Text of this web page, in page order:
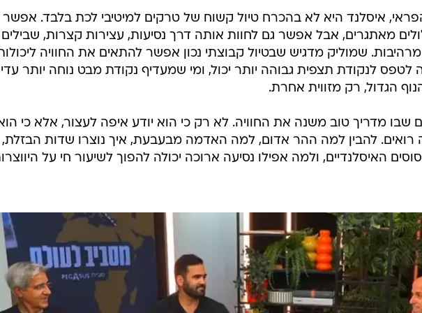
איסלנד היא לא בהכרח טיול קשוח של טרקים למיטיבי לכת בלבד. אפשר
מאתגרים, אבל אפשר גם לחוות אותה דרך נסיעות, עצירות קצרות, שבילים
מרהיבות. שמוליק מדגיש שבטיול קבוצתי נכון אפשר להתאים את החוויה
לטפס לנקודת תצפית גבוהה יותר יכול, ומי שמעדיף נקודת מבט נוחה יותר
הגדול, רק מזווית אחרת.
שבו מדריך טוב משנה את החוויה. לא רק כי הוא יודע איפה לעצור, אלא כי
רואים. להבין למה ההר אדום, למה האדמה מבעבעת, איך נוצרו שדות
האיסלנדיים, ולמה אפילו נסיעה ארוכה יכולה להפוך לשיעור חי על